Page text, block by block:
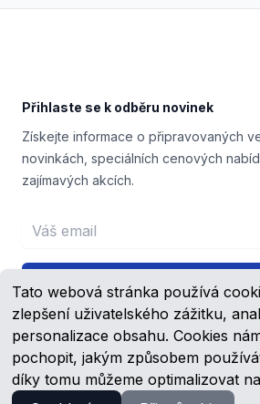
Tato webová stránka používá
zlepšení uživatelského zážitku,
personalizace obsahu. Cookies
pochopit, jakým způsobem
díky tomu můžeme optimalizovat
Přihlaste se k odběru novinek
Získejte informace o připravovaných
novinkách, speciálních cenových
zajímavých akcích.
Email address
Přihlášení
FacebookYouTube